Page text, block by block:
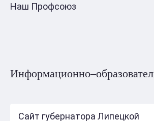
Наш Профсоюз
Сайт губернатора Липецкой